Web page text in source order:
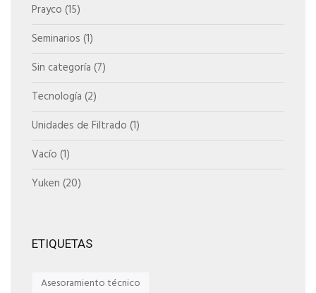
Prayco (15)
Seminarios (1)
Sin categoría (7)
Tecnología (2)
Unidades de Filtrado (1)
Vacío (1)
Yuken (20)
ETIQUETAS
Asesoramiento técnico